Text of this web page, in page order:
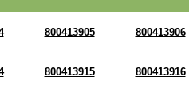
800413905 800413906
800413915 800413916